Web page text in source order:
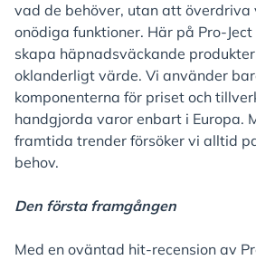
vad de behöver, utan att överdriva
onödiga funktioner. Här på Pro-
skapa häpnadsväckande
oklanderligt värde. Vi använder
komponenterna för priset och
handgjorda varor enbart i Europa.
framtida trender försöker vi alltid
behov.
Den första framgången
Med en oväntad hit-recension av